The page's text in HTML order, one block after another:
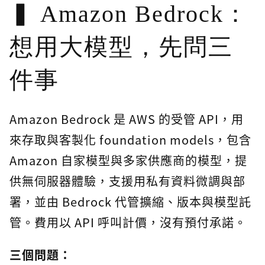
Amazon Bedrock：
想用大模型，先問三
件事
Amazon Bedrock 是 AWS 的受管 API，用
來存取與客製化 foundation models，包含
Amazon 自家模型與多家供應商的模型，提
供無伺服器體驗，支援用私有資料微調與部
署，並由 Bedrock 代管擴縮、版本與模型託
管。費用以 API 呼叫計價，沒有預付承諾。
三個問題：